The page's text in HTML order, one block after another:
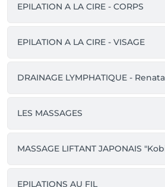
EPILATION A LA CIRE - CORPS
EPILATION A LA CIRE - VISAGE
DRAINAGE LYMPHATIQUE -
LES MASSAGES
MASSAGE LIFTANT JAPONAIS
EPILATIONS AU FIL